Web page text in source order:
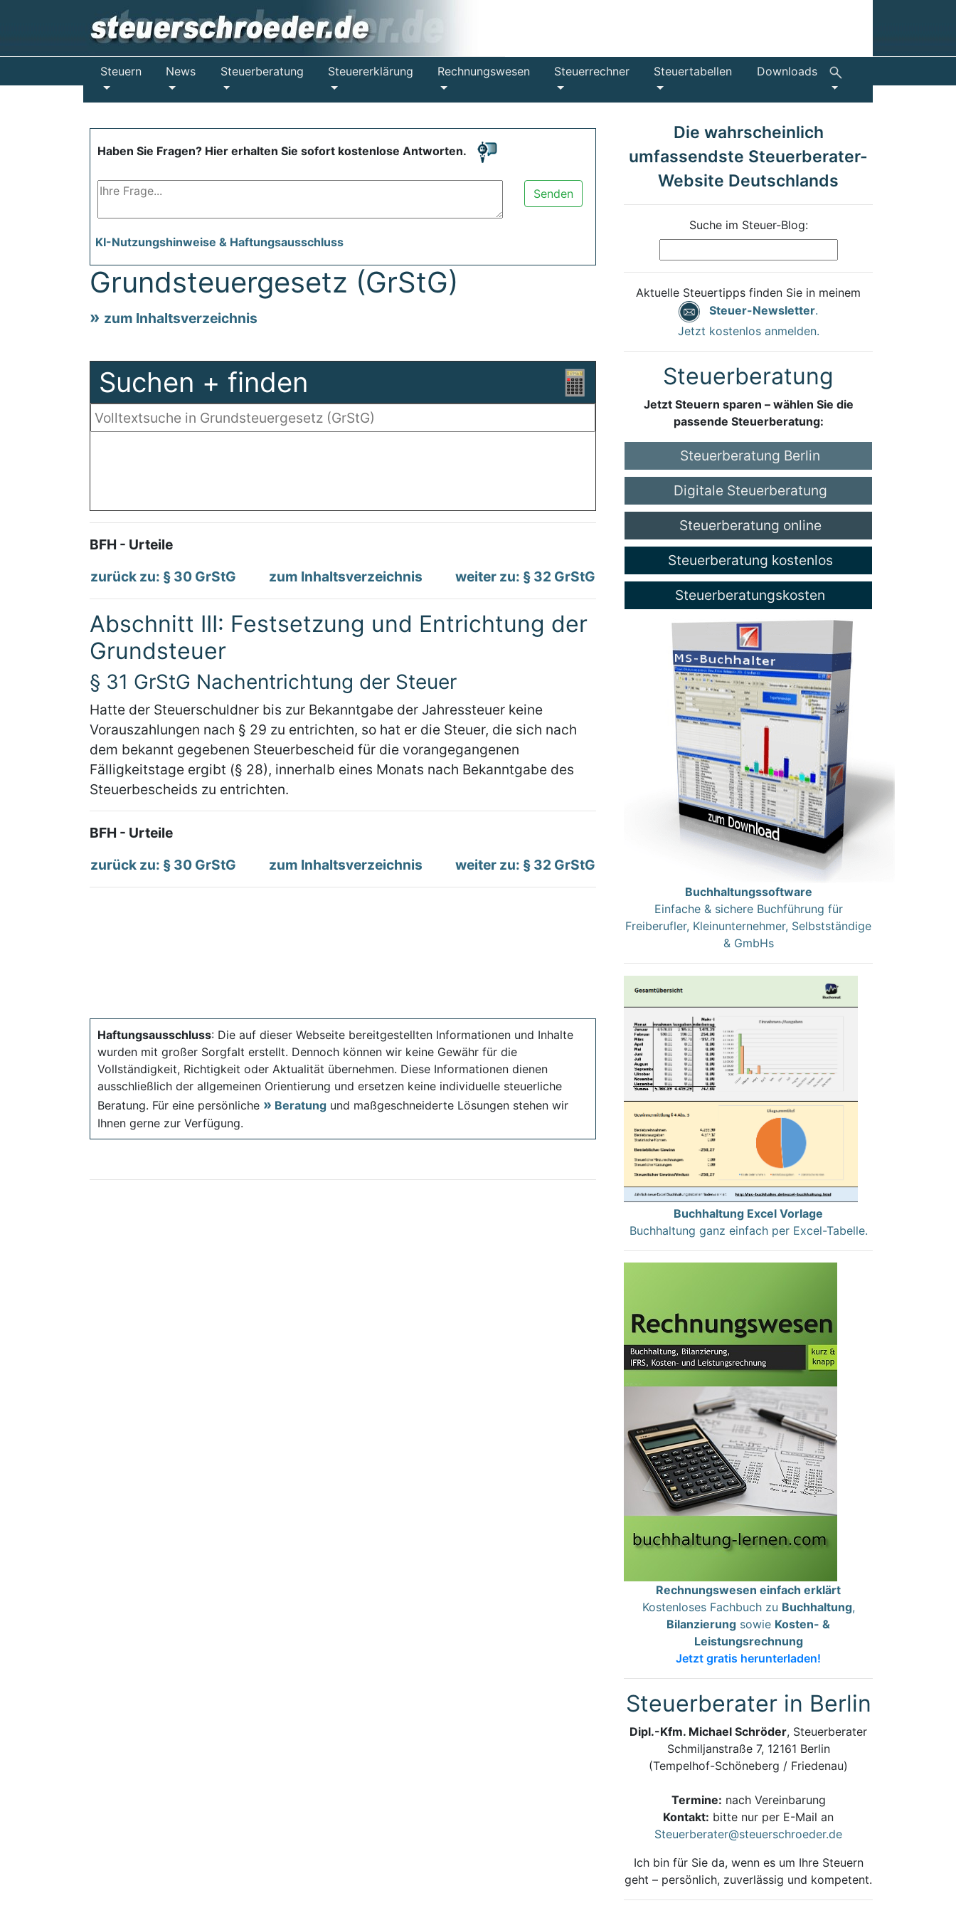
Steuern News Steuerberatung Steuererklärung Rechnungswesen Steuerrechner Steuertabellen Downloads
Haben Sie Fragen? Hier erhalten Sie sofort kostenlose Antworten.
Senden
KI-Nutzungshinweise & Haftungsausschluss
Grundsteuergesetz (GrStG)
zum Inhaltsverzeichnis
Suchen + finden
BFH - Urteile
zurück zu: § 30 GrStG
zum Inhaltsverzeichnis weiter zu: § 32 GrStG
Abschnitt III: Festsetzung und Entrichtung der
Grundsteuer
§ 31 GrStG Nachentrichtung der Steuer
Hatte der Steuerschuldner bis zur Bekanntgabe der Jahressteuer keine
Vorauszahlungen nach § 29 zu entrichten, so hat er die Steuer, die sich nach
dem bekannt gegebenen Steuerbescheid für die vorangegangenen
Fälligkeitstage ergibt (§ 28), innerhalb eines Monats nach Bekanntgabe des
Steuerbescheids zu entrichten.
BFH - Urteile
zurück zu: § 30 GrStG
zum Inhaltsverzeichnis weiter zu: § 32 GrStG
Haftungsausschluss: Die auf dieser Webseite bereitgestellten Informationen und Inhalte
wurden mit großer Sorgfalt erstellt. Dennoch können wir keine Gewähr für die
Vollständigkeit, Richtigkeit oder Aktualität übernehmen. Diese Informationen dienen
ausschließlich der allgemeinen Orientierung und ersetzen keine individuelle steuerliche
Beratung. Für eine persönliche
Beratung und maßgeschneiderte Lösungen stehen wir
Ihnen gerne zur Verfügung.
Die wahrscheinlich
umfassendste Steuerberater-
Website Deutschlands
Suche im Steuer-Blog:
Aktuelle Steuertipps finden Sie in meinem
Steuer-Newsletter.
Jetzt kostenlos anmelden.
Steuerberatung
Jetzt Steuern sparen – wählen Sie die
passende Steuerberatung:
Steuerberatung Berlin
Digitale Steuerberatung
Steuerberatung online
Steuerberatung kostenlos
Steuerberatungskosten
Buchhaltungssoftware
Einfache & sichere Buchführung für
Freiberufler, Kleinunternehmer, Selbstständige
& GmbHs
Buchhaltung Excel Vorlage
Buchhaltung ganz einfach per Excel-Tabelle.
Rechnungswesen einfach erklärt
Kostenloses Fachbuch zu Buchhaltung,
Bilanzierung sowie Kosten- &
Leistungsrechnung
Jetzt gratis herunterladen!
Steuerberater in Berlin
Dipl.-Kfm. Michael Schröder, Steuerberater
Schmiljanstraße 7, 12161 Berlin
(Tempelhof-Schöneberg / Friedenau)
Termine: nach Vereinbarung
Kontakt: bitte nur per E-Mail an
Steuerberater@steuerschroeder.de
Ich bin für Sie da, wenn es um Ihre Steuern
geht – persönlich, zuverlässig und kompetent.